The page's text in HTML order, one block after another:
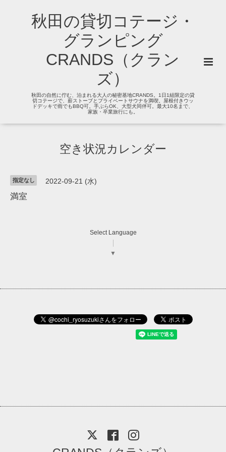
秋田の貸切コテージ・
グランピング
CRANDS（クラン
ズ）
秋田の自然に佇む、泊まれる大人の秘密基地CRANDS。1日1組限定の貸
切コテージで、薪ストーブとプライベートサウナを満喫。屋根付きウッ
ドデッキで雨でもBBQ可。手ぶらOK、大型犬同伴可。最大10名まで、
家族・卒業旅行にも。
空き状況カレンダー
指定なし 2022-09-21 (水)
満室
Select Language
▼